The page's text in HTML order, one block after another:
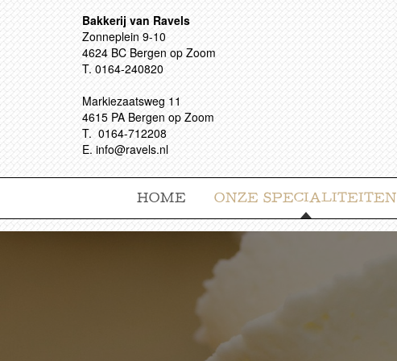
Bakkerij van Ravels
Zonneplein 9-10
4624 BC Bergen op Zoom
T. 0164-240820
Markiezaatsweg 11
4615 PA Bergen op Zoom
T. 0164-712208
E. info@ravels.nl
HOME ONZE SPECIALITEITEN